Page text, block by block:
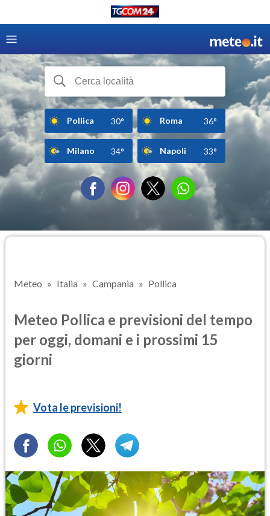
Pollica 30° Roma 36°
Milano 34° Napoli 33°
Meteo Italia Campania Pollica
Meteo Pollica e previsioni del tempo
per oggi, domani e i prossimi 15
giorni
Vota le previsioni!